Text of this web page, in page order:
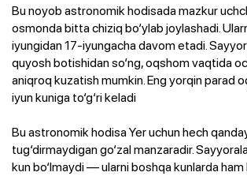
Bu noyob astronomik hodisada mazkur
osmonda bitta chiziq bo‘ylab joylashadi.
iyungidan17-iyungachadavom etadi.
quyosh botishidan so‘ng, oqshom vaqtida
aniqroq kuzatish mumkin. Eng yorqin parad
iyunkuniga to‘g‘ri keladi
Bu astronomik hodisa Yer uchun hech
tug‘dirmaydigan go‘zal manzaradir.
kun bo‘lmaydi — ularni boshqa kunlarda